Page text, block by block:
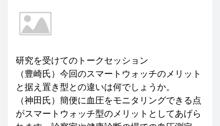
研究を受けてのトークセッション
（豊崎氏）今回のスマートウォッチのメリット
と据え置き型との違いは何でしょうか。
（神田氏）簡便に血圧をモニタリングできる点
がスマートウォッチ型のメリットとしてあげら